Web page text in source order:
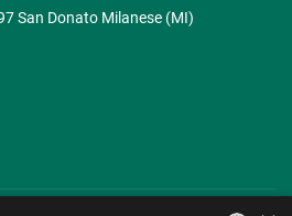
San Donato Milanese (MI)